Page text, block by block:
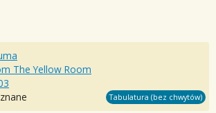
The Yellow Room
Tabulatura (bez chwytów)